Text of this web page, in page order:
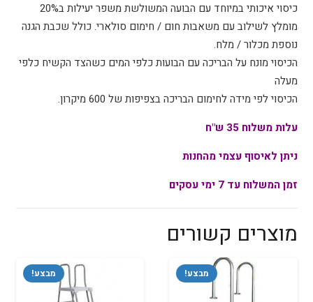
כיסוי איכותי במיוחד עם הבועה המשולשת משפר יעילות ב20%
מומלץ לשילוב עם משאבות חום / חימום סולארי. כולל שכבת הגנה
נוספת מכלור / מלח.
הכיסוי מונח על הבריכה עם הבועות כלפי המים כשהצד הקשיח כלפי
מעלה
הכיסוי לפי מידה לחימום הבריכה בצפיפות של 600 מיקרון.
עלות משלוח 35 ש"ח
ניתן לאיסוף עצמי מהחנות
זמן המשלוח עד 7 ימי עסקים
מוצרים קשורים
מבצע! מבצע!